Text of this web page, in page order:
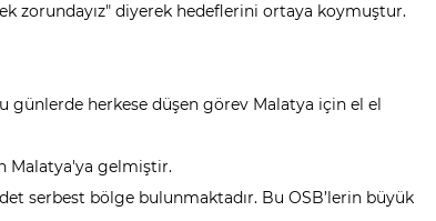
zorundayız" diyerek hedeflerini ortaya koymuştur.
herkese düşen görev Malatya için el el
Malatya'ya gelmiştir.
serbest bölge bulunmaktadır. Bu OSB’lerin büyük